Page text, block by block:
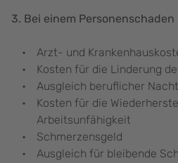
3. Bei einem Personenschaden
Arzt- und
Kosten für die Linderung
Ausgleich beruflicher
Kosten für die
Arbeitsunfähigkeit
Schmerzensgeld
Ausgleich für bleibende